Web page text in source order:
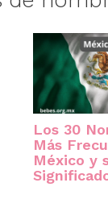
Los 30
Más
México y